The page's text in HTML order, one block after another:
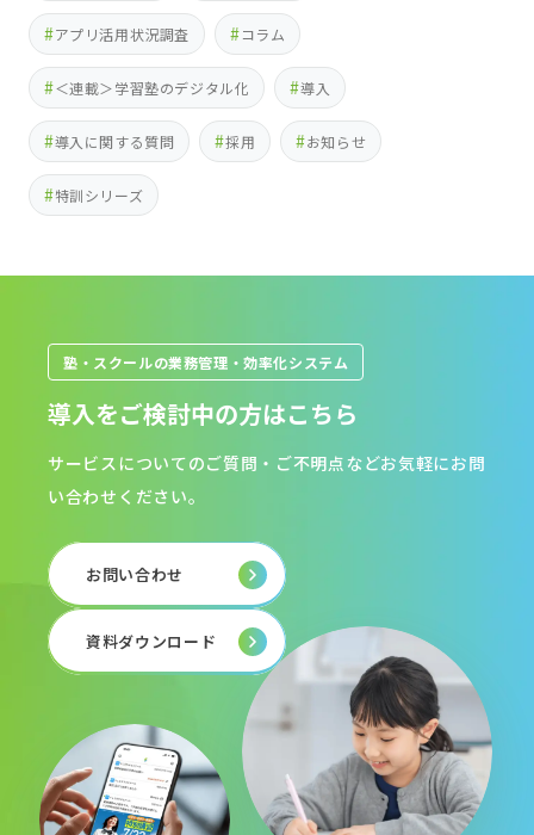
アプリ活用状況調査 コラム
＜連載＞学習塾のデジタル化 導入
導入に関する質問 採用 お知らせ
特訓シリーズ
塾・スクールの業務管理・効率化システム
導入をご検討中の方はこちら
サービスについてのご質問・ご不明点などお気軽にお問
い合わせください。
お問い合わせ
資料ダウンロード